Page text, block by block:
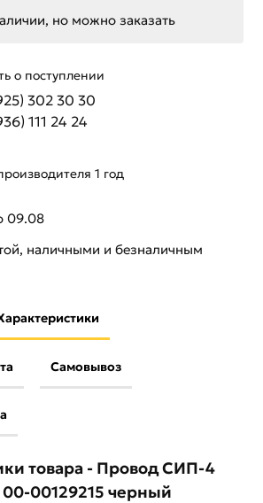
1 год
09.08
наличными и безналичным
но можно заказать
о поступлении
302 30 30
111 24 24
Самовывоз
товара - Провод СИП-4
00129215 черный